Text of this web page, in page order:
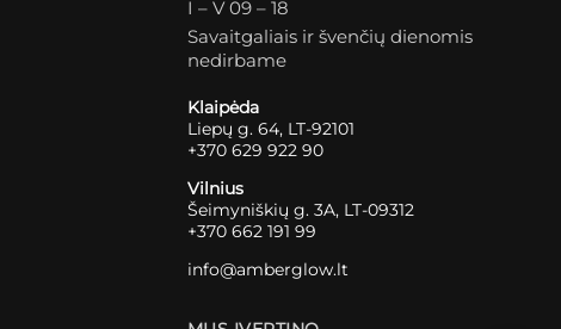
I – V 09 – 18
Savaitgaliais ir švenčių dienomis
nedirbame
Klaipėda
Liepų g. 64, LT-92101
+370 629 922 90
Vilnius
Šeimyniškių g. 3A, LT-09312
+370 662 191 99
info@amberglow.lt